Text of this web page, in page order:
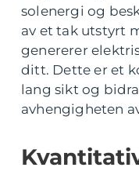
solenergi og
av et tak utstyrt
genererer
ditt. Dette er et
lang sikt og
avhengigheten